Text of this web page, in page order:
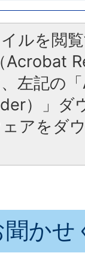
ルを閲
Acrobat
左記の
）」ダ
アをダ
かせ